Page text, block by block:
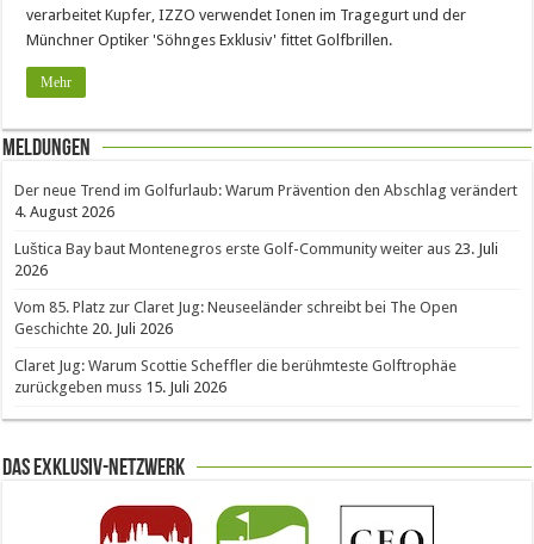
verarbeitet Kupfer, IZZO verwendet Ionen im Tragegurt und der
Münchner Optiker 'Söhnges Exklusiv' fittet Golfbrillen.
Mehr
Meldungen
Der neue Trend im Golfurlaub: Warum Prävention den Abschlag verändert
4. August 2026
Luštica Bay baut Montenegros erste Golf-Community weiter aus 23. Juli
2026
Vom 85. Platz zur Claret Jug: Neuseeländer schreibt bei The Open
Geschichte 20. Juli 2026
Claret Jug: Warum Scottie Scheffler die berühmteste Golftrophäe
zurückgeben muss 15. Juli 2026
Das Exklusiv-Netzwerk